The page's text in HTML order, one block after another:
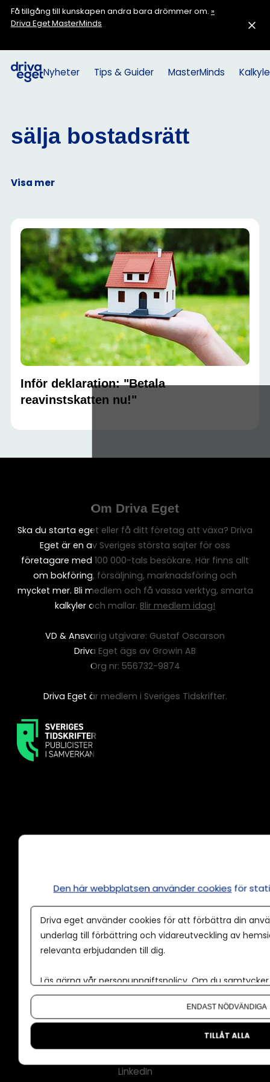
Få tillgång till kunskapen andra bara drömmer om. »
Driva Eget MasterMinds
Nyheter Tips & Guider MasterMinds
sälja bostadsrätt
Visa mer
Inför deklaration: "Betala
reavinstskatten nu!"
Om Driva Eget
Ska du starta eget eller få ditt företag att växa? Driva
Eget är en av Sveriges största sajter för oss
företagare med 100 000-tals besökare. Här finns allt
om bokföring, försäljning, marknadsföring och
mycket mer. Bli medlem och få vassa verktyg, smarta
kalkyler och mallar. Blir medlem idag!
VD & Ansvarig utgivare: Gustaf Oscarson
Driva Eget ägs av Growin AB
Org nr: 556732-9874
Driva Eget är medlem i Sveriges Tidskrifter.
Annonsera
Annonspolicy
Tillgänglighet
Om oss
Facebook
LinkedIn
Den här webbplatsen använder cookies för
Driva eget använder cookies för att förbättra din
underlag till förbättring och vidareutveckling av
relevanta erbjudanden till dig.
Läs gärna vår personuppgiftspolicy. Om du
Om du vill ändra ditt val i efterhand hittar du den
ENDAST NÖDVÄNDIGA
TILLÅT ALLA